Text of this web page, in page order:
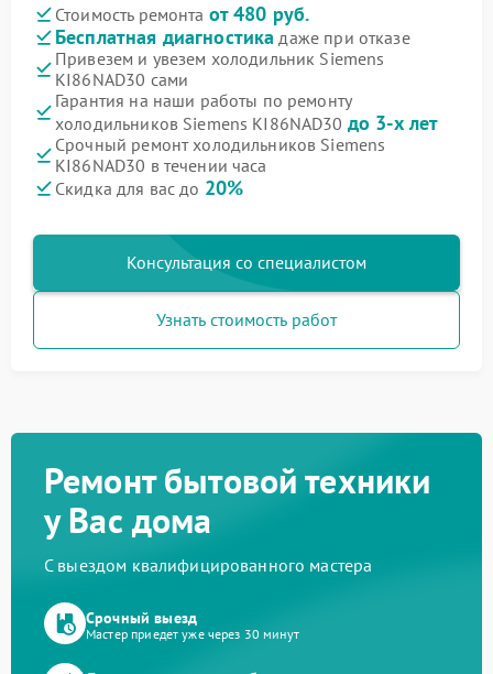
Стоимость ремонта от 480 руб.
Бесплатная диагностика даже при отказе
Привезем и увезем холодильник Siemens
KI86NAD30 сами
Гарантия на наши работы по ремонту
холодильников Siemens KI86NAD30 до 3-х лет
Срочный ремонт холодильников Siemens
KI86NAD30 в течении часа
Скидка для вас до 20%
Консультация со специалистом
Узнать стоимость работ
Ремонт бытовой техники
у Вас дома
С выездом квалифицированного мастера
Срочный выезд
Мастер приедет уже через 30 минут